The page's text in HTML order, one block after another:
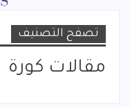
تصفح التصنيف
مقالات كورة